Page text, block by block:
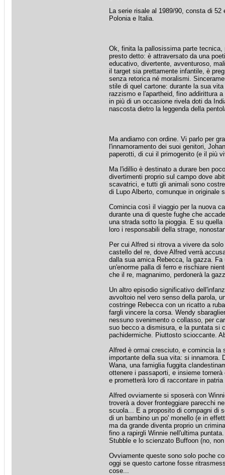
La serie risale al 1989/90, consta di
Polonia e Italia.
Ok, finita la pallosissima parte
presto detto: è attraversato da una
educativo, divertente, avventuroso,
il target sia prettamente infantile, è
senza retorica né moralismi.
stile di quel cartone: durante la sua
razzismo e l'apartheid, fino addirittura
in più di un occasione rivela doti da
nascosta dietro la leggenda della
Ma andiamo con ordine. Vi parlo per
l'innamoramento dei suoi genitori,
paperotti, di cui il primogenito (e il più
Ma l'idillio è destinato a durare ben
divertimenti proprio sul campo dove
scavatrici, e tutti gli animali sono
di Lupo Alberto, comunque in originale
Comincia così il viaggio per la nuova
durante una di queste fughe che
una strada sotto la pioggia. E su
loro i responsabili della strage,
Per cui Alfred si ritrova a vivere da
castello del re, dove Alfred verrà
dalla sua amica Rebecca, la gazza.
un'enorme palla di ferro e rischiare
che il re, magnanimo, perdonerà la
Un altro episodio significativo
avvoltoio nel vero senso della parola,
costringe Rebecca con un ricatto a
fargli vincere la corsa. Wendy
nessuno svenimento o collasso, per
suo becco a dismisura, e la puntata si
pachidermiche. Piuttosto scioccante.
Alfred è ormai cresciuto, e comincia la
importante della sua vita: si innamora.
Wana, una famiglia fuggita
ottenere i passaporti, e insieme
e prometterà loro di raccontare in
Alfred ovviamente si sposerà con
troverà a dover fronteggiare parecchi
scuola... E a proposito di compagni di
di un bambino un po' monello (e in
ma da grande diventa proprio un
fino a rapirgli Winnie nell'ultima
Stubble e lo scienzato Buffoon (no,
Ovviamente queste sono solo poche
oggi se questo cartone fosse
cose...